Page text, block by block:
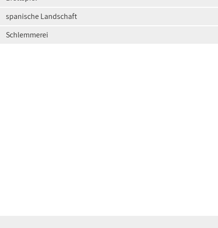
spanische Landschaft
Schlemmerei